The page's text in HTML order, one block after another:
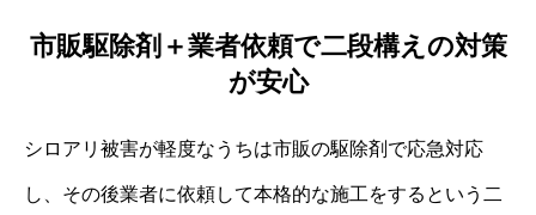
市販駆除剤＋業者依頼で二段構えの対策
が安心
シロアリ被害が軽度なうちは市販の駆除剤で応急対応
し、その後業者に依頼して本格的な施工をするという二